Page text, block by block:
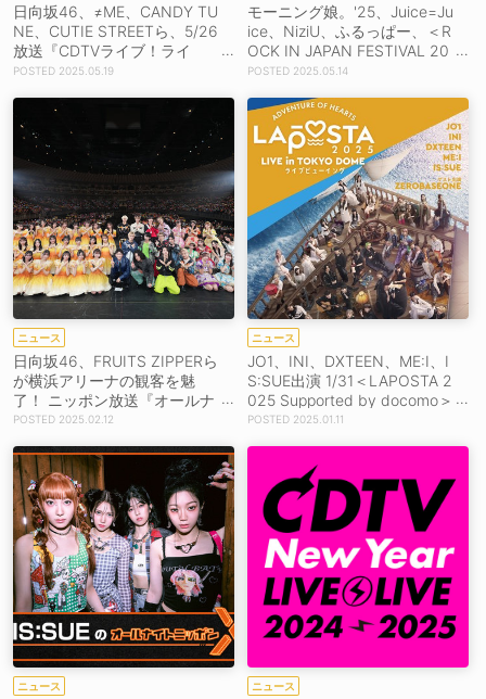
日向坂46、≠ME、CANDY TU
NE、CUTIE STREETら、5/26
放送『CDTVライブ！ライ
ブ！』3時間SP出演決定！
2025.05.19
モーニング娘。'25、Juice=Ju
ice、NiziU、ふるっぱー、＜R
OCK IN JAPAN FESTIVAL 20
25＞出演決定！
2025.05.14
ニュース
日向坂46、FRUITS ZIPPERら
が横浜アリーナの観客を魅
了！ ニッポン放送『オールナ
イトニッポンX』スペシャル
2025.02.12
ニュース
JO1、INI、DXTEEN、ME:I、I
S:SUE出演 1/31＜LAPOSTA 2
025 Supported by docomo＞
劇場ライブビューイング決
2025.01.11
ニュース ニュース